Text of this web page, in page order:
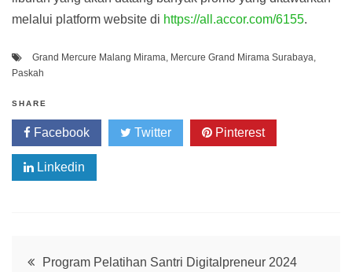
melalui platform website di https://all.accor.com/6155.
Grand Mercure Malang Mirama, Mercure Grand Mirama Surabaya,
Paskah
SHARE
Facebook Twitter Pinterest
Linkedin
PostProgram Pelatihan Santri Digitalpreneur 2024